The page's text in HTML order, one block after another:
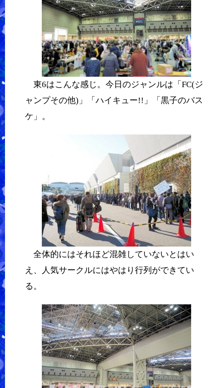
東6はこんな感じ。今日のジャンルは「FC(ジ
ャンプその他)」「ハイキュー!!」「黒子のバス
ケ」。
全体的にはそれほど混雑していないとはい
え、人気サークルにはやはり行列ができてい
る。